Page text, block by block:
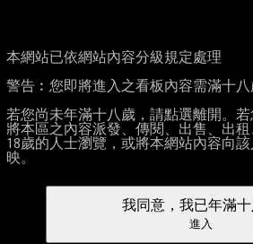
本網站已依網站內容分級規定處理
警告︰您即將進入之看板內容需滿十八
若您尚未年滿十八歲，請點選離開。
將本區之內容派發、傳閱、出售、出
18歲的人士瀏覽，或將本網站內容向
映。
我同意，我已年滿
進入